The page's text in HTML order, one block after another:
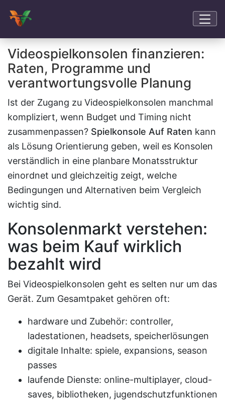
Videospielkonsolen finanzieren:
Raten, Programme und
verantwortungsvolle Planung
Ist der Zugang zu Videospielkonsolen manchmal
kompliziert, wenn Budget und Timing nicht
zusammenpassen? Spielkonsole Auf Raten kann
als Lösung Orientierung geben, weil es Konsolen
verständlich in eine planbare Monatsstruktur
einordnet und gleichzeitig zeigt, welche
Bedingungen und Alternativen beim Vergleich
wichtig sind.
Konsolenmarkt verstehen:
was beim Kauf wirklich
bezahlt wird
Bei Videospielkonsolen geht es selten nur um das
Gerät. Zum Gesamtpaket gehören oft:
hardware und Zubehör: controller,
ladestationen, headsets, speicherlösungen
digitale Inhalte: spiele, expansions, season
passes
laufende Dienste: online-multiplayer, cloud-
saves, bibliotheken, jugendschutzfunktionen